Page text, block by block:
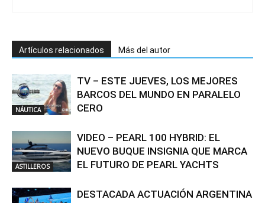
Artículos relacionados Más del autor
NÁUTICA
TV – ESTE JUEVES, LOS MEJORES
BARCOS DEL MUNDO EN PARALELO
CERO
ASTILLEROS
VIDEO – PEARL 100 HYBRID: EL
NUEVO BUQUE INSIGNIA QUE MARCA
EL FUTURO DE PEARL YACHTS
DESTACADA ACTUACIÓN ARGENTINA